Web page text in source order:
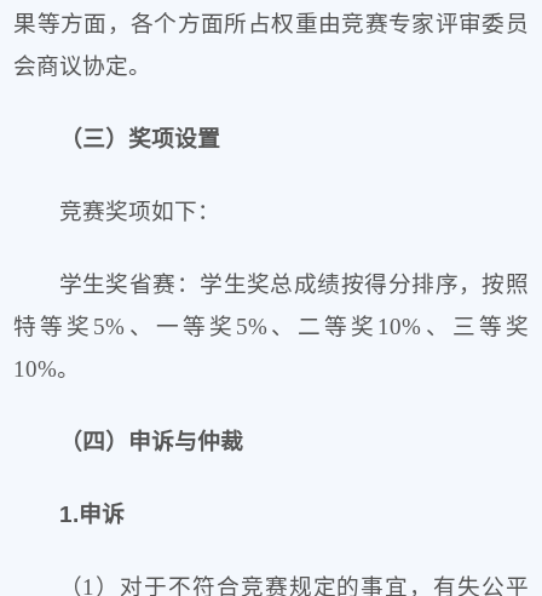
果等方面，各个方面所占权重由竞赛专家评审委员
会商议协定。
（三）奖项设置
竞赛奖项如下：
学生奖省赛：学生奖总成绩按得分排序，按照
特等奖5%、一等奖5%、二等奖10%、三等奖
10%。
（四）申诉与仲裁
1.申诉
（1）对于不符合竞赛规定的事宜，有失公平